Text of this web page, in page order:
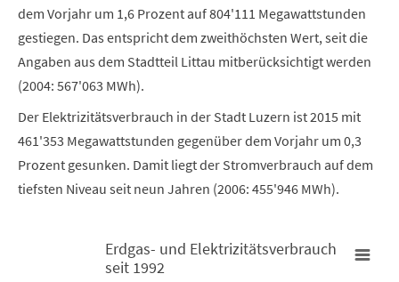
dem Vorjahr um 1,6 Prozent auf 804'111 Megawattstunden
gestiegen. Das entspricht dem zweithöchsten Wert, seit die
Angaben aus dem Stadtteil Littau mitberücksichtigt werden
(2004: 567'063 MWh).
Der Elektrizitätsverbrauch in der Stadt Luzern ist 2015 mit
461'353 Megawattstunden gegenüber dem Vorjahr um 0,3
Prozent gesunken. Damit liegt der Stromverbrauch auf dem
tiefsten Niveau seit neun Jahren (2006: 455'946 MWh).
Erdgas- und Elektrizitätsverbrauch
seit 1992